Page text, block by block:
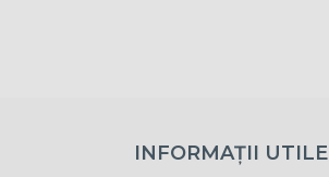
INFORMAȚII UTILE